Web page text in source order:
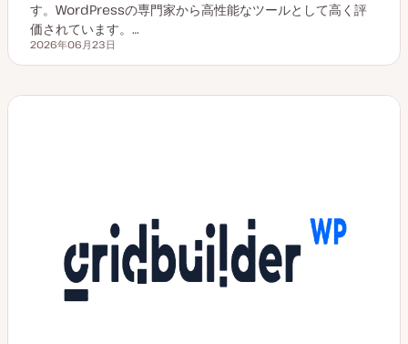
す。WordPressの専門家から高性能なツールとして高く評
価されています。…
更新日
2026年06月23日